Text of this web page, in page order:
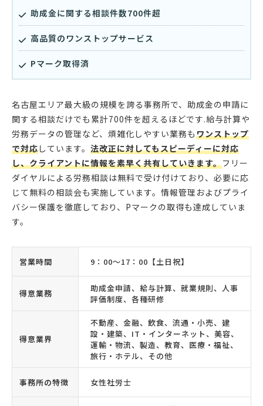
助成金に関する相談件数700件超
高品質のワンストップサービス
Pマーク取得済
名古屋エリア最大級の規模を誇る事務所で、助成金の申請に
関する相談だけでも累計700件を超えるほどです.給与計算や
労務データの管理など、煩雑化しやすい業務もワンストップ
で対応しています。 法改正に対してもスピーディーに対応
し、クライアントに情報を素早く共有していきます。フリー
ダイヤルによる労務相談は無料で受け付けており、必要に応
じて無料の相談会も実施しています。情報管理およびプライ
バシー保護を徹底しており、Pマークの取得も達成していま
す。
営業時間 9：00〜17：00【土日祝】
得意業務
助成金申請、給与計算、就業規則、人事
評価制度、各種研修
得意業界
不動産、金融、飲食、流通・小売、建
設・建築、IT・インターネット、美容、
運輸・物流、製造、教育、医療・福祉、
旅行・ホテル、その他
事務所の特徴 女性社労士